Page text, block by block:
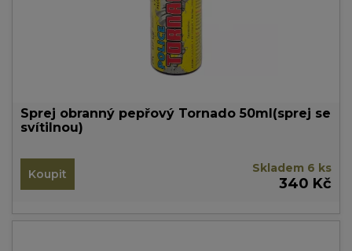
Sprej obranný pepřový Tornado 50ml(sprej se
svítilnou)
Koupit Skladem 6 ks
340 Kč